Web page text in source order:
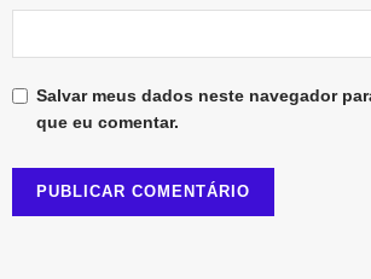
Salvar meus dados neste navegador
que eu comentar.